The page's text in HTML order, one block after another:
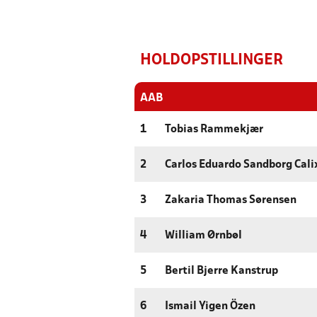
HOLDOPSTILLINGER
AAB
1 Tobias Rammekjær
2 Carlos Eduardo Sandborg
3 Zakaria Thomas Sørensen
4 William Ørnbøl
5 Bertil Bjerre Kanstrup
6 Ismail Yigen Özen